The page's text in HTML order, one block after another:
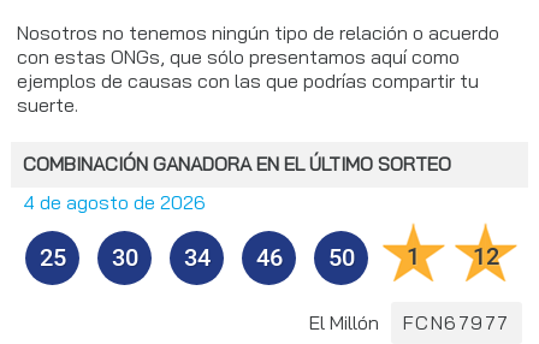
Nosotros no tenemos ningún tipo de relación o acuerdo
con estas ONGs, que sólo presentamos aquí como
ejemplos de causas con las que podrías compartir tu
suerte.
COMBINACIÓN GANADORA EN EL ÚLTIMO SORTEO
4 de agosto de 2026
25 30 34 46 50 1 12
El Millón FCN67977